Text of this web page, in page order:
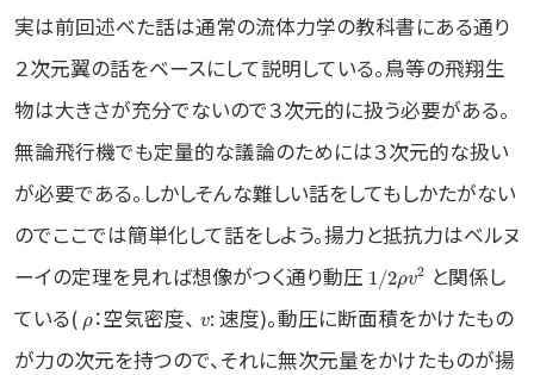
実は前回述べた話は通常の流体力学の教科書にある通り
２次元翼の話をベースにして説明している。鳥等の飛翔生
物は大きさが充分でないので３次元的に扱う必要がある。
無論飛行機でも定量的な議論のためには３次元的な扱い
が必要である。しかしそんな難しい話をしてもしかたがない
のでここでは簡単化して話をしよう。揚力と抵抗力はベルヌ
ーイの定理を見れば想像がつく通り動圧 1/2ρv2 と関係し
ている( ρ：空気密度、v: 速度)。動圧に断面積をかけたもの
が力の次元を持つので、それに無次元量をかけたものが揚